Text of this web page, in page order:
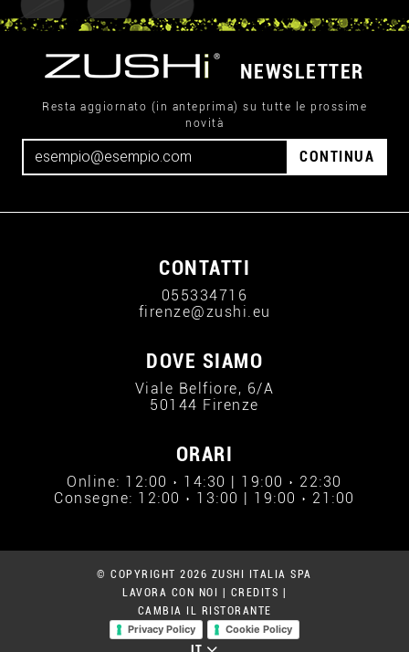
NEWSLETTER
Resta aggiornato (in anteprima) su tutte le prossime
novità
CONTINUA
CONTATTI
055334716
firenze@zushi.eu
DOVE SIAMO
Viale Belfiore, 6/A
50144 Firenze
ORARI
Online: 12:00 › 14:30 | 19:00 › 22:30
Consegne: 12:00 › 13:00 | 19:00 › 21:00
© COPYRIGHT 2026 ZUSHI ITALIA SPA
LAVORA CON NOI
CREDITS
CAMBIA IL RISTORANTE
Privacy Policy
Cookie Policy